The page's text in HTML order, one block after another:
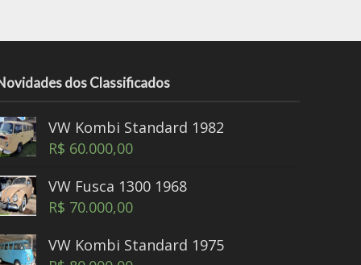
dos Classificados
VW Kombi Standard 1982
R$ 60.000,00
VW Fusca 1300 1968
R$ 70.000,00
VW Kombi Standard 1975